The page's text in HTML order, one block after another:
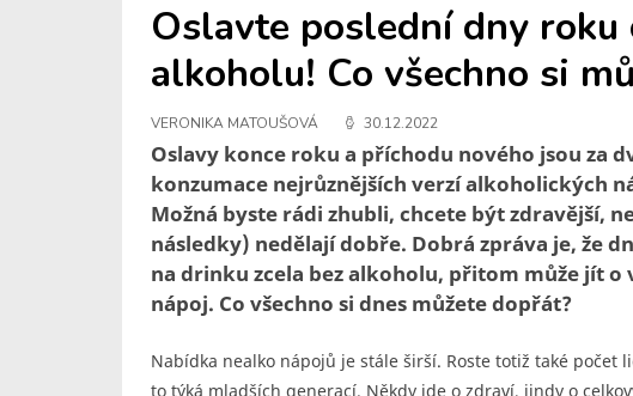
Oslavte poslední dny roku
alkoholu! Co všechno si
VERONIKA MATOUŠOVÁ 30.12.2022
Oslavy konce roku a příchodu nového jsou za
konzumace nejrůznějších verzí alkoholických
Možná byste rádi zhubli, chcete být zdravější,
následky) nedělají dobře. Dobrá zpráva je, že
na drinku zcela bez alkoholu, přitom může jít
nápoj. Co všechno si dnes můžete dopřát?
Nabídka nealko nápojů je stále širší. Roste totiž také
to týká mladších generací. Někdy jde o zdraví, jindy o